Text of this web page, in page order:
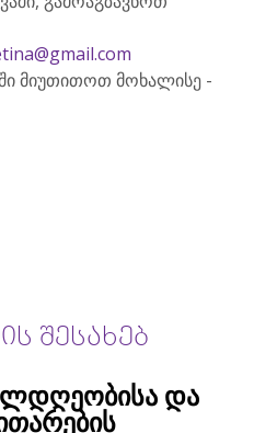
მიუთითოთ მოხალისე -
შესახებ
და